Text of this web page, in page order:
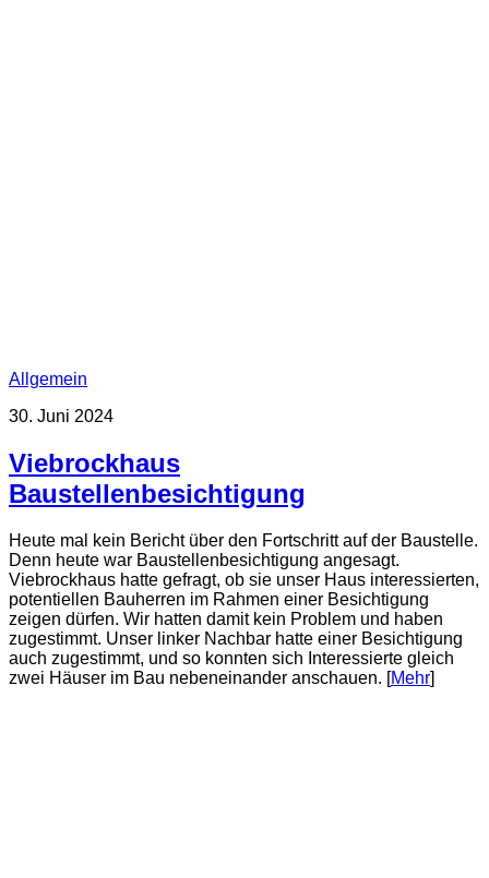
Allgemein
30. Juni 2024
Viebrockhaus
Baustellenbesichtigung
Heute mal kein Bericht über den Fortschritt auf der Baustelle.
Denn heute war Baustellenbesichtigung angesagt.
Viebrockhaus hatte gefragt, ob sie unser Haus interessierten,
potentiellen Bauherren im Rahmen einer Besichtigung
zeigen dürfen. Wir hatten damit kein Problem und haben
zugestimmt. Unser linker Nachbar hatte einer Besichtigung
auch zugestimmt, und so konnten sich Interessierte gleich
zwei Häuser im Bau nebeneinander anschauen. [Mehr]